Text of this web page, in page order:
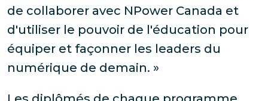
de collaborer avec NPower Canada et
d'utiliser le pouvoir de l'éducation pour
équiper et façonner les leaders du
numérique de demain. »